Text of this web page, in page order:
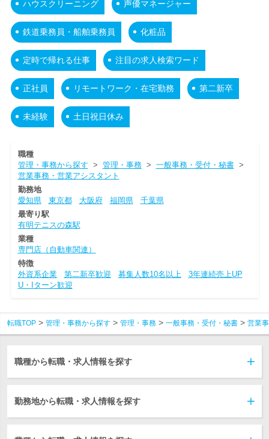
ハウスクリーニング 声優マネージャー
鉄道乗務員・船舶乗務員 化粧品
定時で帰れる仕事 注目の求人検索ワード
正社員 リモートワーク・在宅勤務 第二新卒
未経験 土日祝日休み
職種
管理・事務から探す > 管理・事務> 一般事務・受付・秘書>
営業事務・営業アシスタント
勤務地
愛知県
東京都 大阪府 福岡県
千葉県
最寄り駅
有明テニスの森駅
業種
専門店（自動車関連）
特徴
外資系企業
第二新卒歓迎 募集人数10名以上
3年連続売上UP
U・Iターン歓迎
転職TOP 管理・事務から探す 管理・事務 一般事務・受付・秘書 営業
職種から転職・求人情報を探す
勤務地から転職・求人情報を探す